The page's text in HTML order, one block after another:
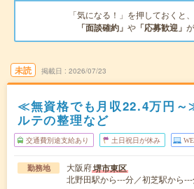
「気になる！」を押しておくと
「面談確約」 や 「応募歓迎」
未読 掲載日 2026/07/23
≪無資格でも月収22.4万円～
ルテの整理など
交通費別途支給あり 土日祝日が休み
勤務地 大阪府堺市東区
北野田駅から---分／初芝駅から